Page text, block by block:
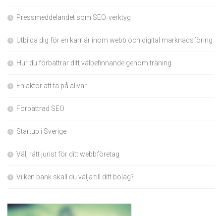
Pressmeddelandet som SEO‑verktyg
Utbilda dig för en karriär inom webb och digital marknadsföring
Hur du förbättrar ditt välbefinnande genom träning
En aktör att ta på allvar
Förbättrad SEO
Startup i Sverige
Välj rätt jurist för ditt webbföretag
Vilken bank skall du välja till ditt bolag?